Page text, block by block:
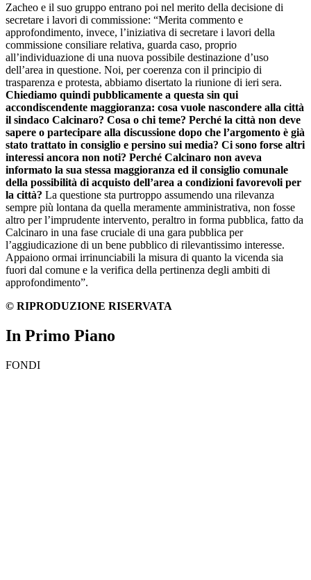
Zacheo e il suo gruppo entrano poi nel merito della decisione di
secretare i lavori di commissione: “Merita commento e
approfondimento, invece, l’iniziativa di secretare i lavori della
commissione consiliare relativa, guarda caso, proprio
all’individuazione di una nuova possibile destinazione d’uso
dell’area in questione. Noi, per coerenza con il principio di
trasparenza e protesta, abbiamo disertato la riunione di ieri sera.
Chiediamo quindi pubblicamente a questa sin qui
accondiscendente maggioranza: cosa vuole nascondere alla città
il sindaco Calcinaro? Cosa o chi teme? Perché la città non deve
sapere o partecipare alla discussione dopo che l’argomento è già
stato trattato in consiglio e persino sui media? Ci sono forse altri
interessi ancora non noti? Perché Calcinaro non aveva
informato la sua stessa maggioranza ed il consiglio comunale
della possibilità di acquisto dell’area a condizioni favorevoli per
la città? La questione sta purtroppo assumendo una rilevanza
sempre più lontana da quella meramente amministrativa, non fosse
altro per l’imprudente intervento, peraltro in forma pubblica, fatto da
Calcinaro in una fase cruciale di una gara pubblica per
l’aggiudicazione di un bene pubblico di rilevantissimo interesse.
Appaiono ormai irrinunciabili la misura di quanto la vicenda sia
fuori dal comune e la verifica della pertinenza degli ambiti di
approfondimento”.
© RIPRODUZIONE RISERVATA
In Primo Piano
FONDI